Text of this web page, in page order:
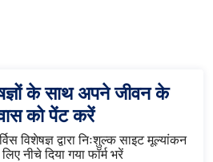
के साथ अपने जीवन के
को पेंट करें
विशेषज्ञ द्वारा निःशुल्क साइट मूल्यांकन
नीचे दिया गया फॉर्म भरें